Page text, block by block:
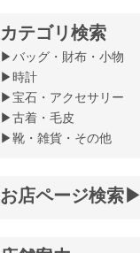
カテゴリ検索
▶バッグ・財布・小物
▶時計
▶宝石・アクセサリー
▶古着・毛皮
▶靴・雑貨・その他
お店ページ検索▶